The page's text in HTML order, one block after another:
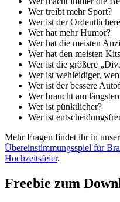
Wer treibt mehr Sport?
Wer ist der
Wer hat mehr Humor?
Wer hat die meisten
Wer hat den meisten
Wer ist die größere
Wer ist wehleidiger,
Wer ist der bessere
Wer braucht am
Wer ist pünktlicher?
Wer ist
Mehr Fragen findet ihr in
Übereinstimmungsspiel für
Hochzeitsfeier.
Freebie zum